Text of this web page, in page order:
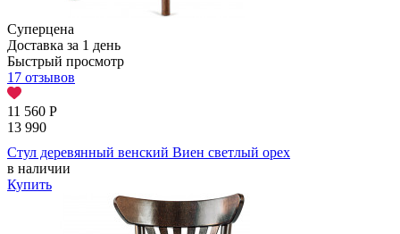
Суперцена
Доставка за 1 день
Быстрый просмотр
17 отзывов
11 560 Р
13 990
Стул деревянный венский Виен светлый орех
в наличии
Купить